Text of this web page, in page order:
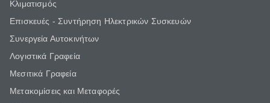
Κλιματισμός
Επισκευές - Συντήρηση Ηλεκτρικών Συσκευών
Συνεργεία Αυτοκινήτων
Λογιστικά Γραφεία
Μεσιτικά Γραφεία
Μετακομίσεις και Μεταφορές